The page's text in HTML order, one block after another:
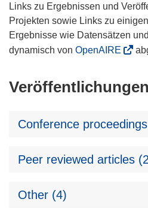
Links zu Ergebnissen und
Projekten sowie Links zu
Ergebnisse wie Datensätzen
dynamisch von OpenAIRE
Veröffentlichungen
Conference
Peer reviewed articles
Other (4)